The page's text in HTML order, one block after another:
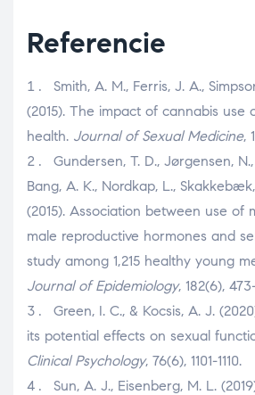
Referencie
Smith, A. M., Ferris, J. A.,
(2015). The impact of cannabis use
health. Journal of Sexual Medicine,
Gundersen, T. D., Jørgensen,
Bang, A. K., Nordkap, L.,
(2015). Association between use of
male reproductive hormones and
study among 1,215 healthy young
Journal of Epidemiology, 182(6),
Green, I. C., & Kocsis, A. J.
its potential effects on sexual
Clinical Psychology, 76(6), 1101-1110.
Sun, A. J., Eisenberg, M. L.